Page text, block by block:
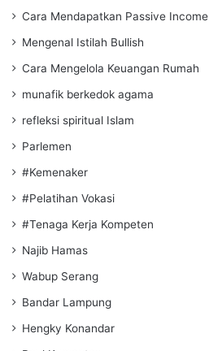
Cara Mendapatkan Passive Income
Mengenal Istilah Bullish
Cara Mengelola Keuangan Rumah
munafik berkedok agama
refleksi spiritual Islam
Parlemen
#Kemenaker
#Pelatihan Vokasi
#Tenaga Kerja Kompeten
Najib Hamas
Wabup Serang
Bandar Lampung
Hengky Konandar